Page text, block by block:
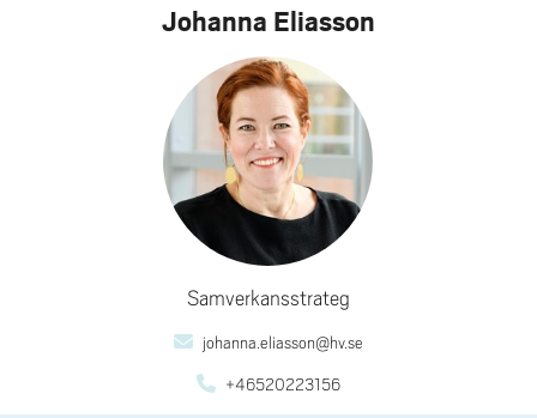
Johanna Eliasson
Samverkansstrateg
johanna.eliasson@hv.se
+46520223156